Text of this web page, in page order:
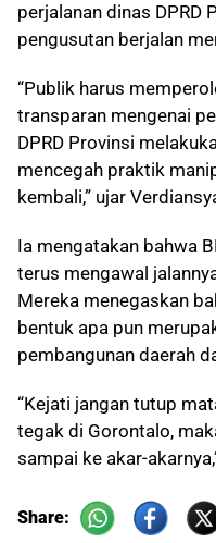
perjalanan dinas DPRD
pengusutan berjalan
“Publik harus
transparan mengenai
DPRD Provinsi
mencegah praktik
kembali,” ujar
Ia mengatakan bahwa
terus mengawal
Mereka menegaskan
bentuk apa pun
pembangunan daerah
“Kejati jangan tutup
tegak di Gorontalo,
sampai ke akar-
Share: